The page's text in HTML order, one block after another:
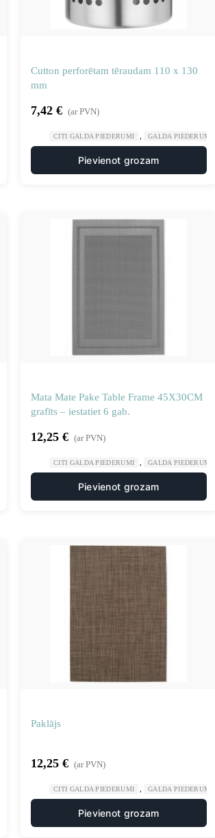
Cutton perforētam tēraudam 110 x 130
mm
7,42 € (ar PVN)
CITI GALDA PIEDERUMI GALDA PIEDERUMI
Pievienot grozam
GASTRONOMIJA , RESTORĀNS
Mata Mate Pake Table Frame 45X30CM
grafīts – iestatiet 6 gab.
12,25 € (ar PVN)
CITI GALDA PIEDERUMI GALDA PIEDERUMI
Pievienot grozam
GASTRONOMIJA , RESTORĀNS
Paklājs
12,25 € (ar PVN)
CITI GALDA PIEDERUMI GALDA PIEDERUMI
Pievienot grozam